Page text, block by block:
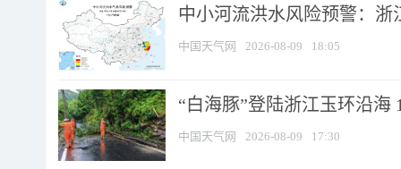
中小河流洪水风险预警：
中国天气网 2026-08-09 18:05
“白海豚”登陆浙江玉环沿海
中国天气网 2026-08-09 17:30